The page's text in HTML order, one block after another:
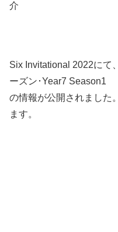
介
Six Invitational 2022にて
ーズン･Year7 Season1
の情報が公開されました
ます。